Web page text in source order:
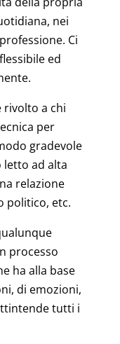
nei
Ci
ed
rivolto a chi
per
gradevole
letto ad alta
relazione
politico, etc.
processo
ha alla base
di emozioni,
tutti i